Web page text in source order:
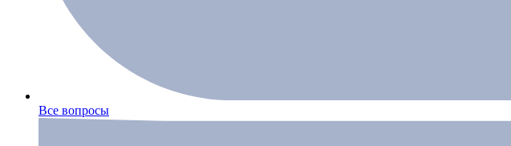
Все вопросы